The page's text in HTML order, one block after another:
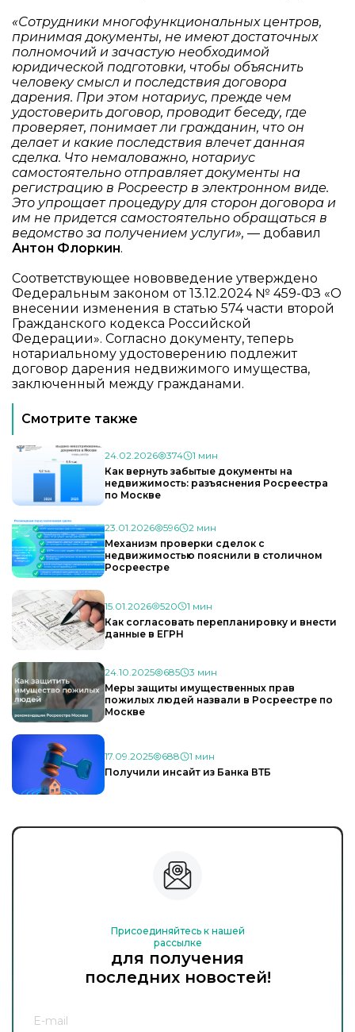
«Сотрудники многофункциональных центров,
принимая документы, не имеют достаточных
полномочий и зачастую необходимой
юридической подготовки, чтобы объяснить
человеку смысл и последствия договора
дарения. При этом нотариус, прежде чем
удостоверить договор, проводит беседу, где
проверяет, понимает ли гражданин, что он
делает и какие последствия влечет данная
сделка. Что немаловажно, нотариус
самостоятельно отправляет документы на
регистрацию в Росреестр в электронном виде.
Это упрощает процедуру для сторон договора и
им не придется самостоятельно обращаться в
ведомство за получением услуги», — добавил
Антон Флоркин.
Соответствующее нововведение утверждено
Федеральным законом от 13.12.2024 № 459-ФЗ «О
внесении изменения в статью 574 части второй
Гражданского кодекса Российской
Федерации». Согласно документу, теперь
нотариальному удостоверению подлежит
договор дарения недвижимого имущества,
заключенный между гражданами.
Смотрите также
24.02.2026 374
1 мин
Как вернуть забытые документы на
недвижимость: разъяснения Росреестра
по Москве
23.01.2026 596
2 мин
Механизм проверки сделок с
недвижимостью пояснили в столичном
Росреестре
15.01.2026 520
1 мин
Как согласовать перепланировку и внести
данные в ЕГРН
24.10.2025 685
3 мин
Меры защиты имущественных прав
пожилых людей назвали в Росреестре по
Москве
17.09.2025 688
1 мин
Получили инсайт из Банка ВТБ
Присоединяйтесь к нашей
рассылке
для получения
последних новостей!